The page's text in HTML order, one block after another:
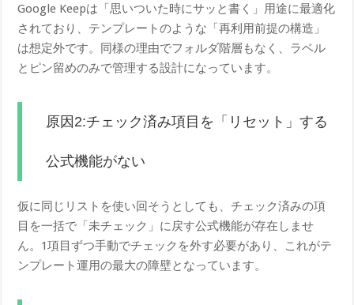
Google Keepは「思いついた時にサッと書く」用途に最適化
されており、テンプレートのような「再利用前提の構造」
は想定外です。同様の理由でフォルダ階層もなく、ラベル
とピン留めのみで管理する設計になっています。
原因2:チェック済み項目を「リセット」する
公式機能がない
仮に同じリストを使い回そうとしても、チェック済みの項
目を一括で「未チェック」に戻す公式機能が存在しませ
ん。1項目ずつ手動でチェックを外す必要があり、これがテ
ンプレート運用の最大の障壁となっています。